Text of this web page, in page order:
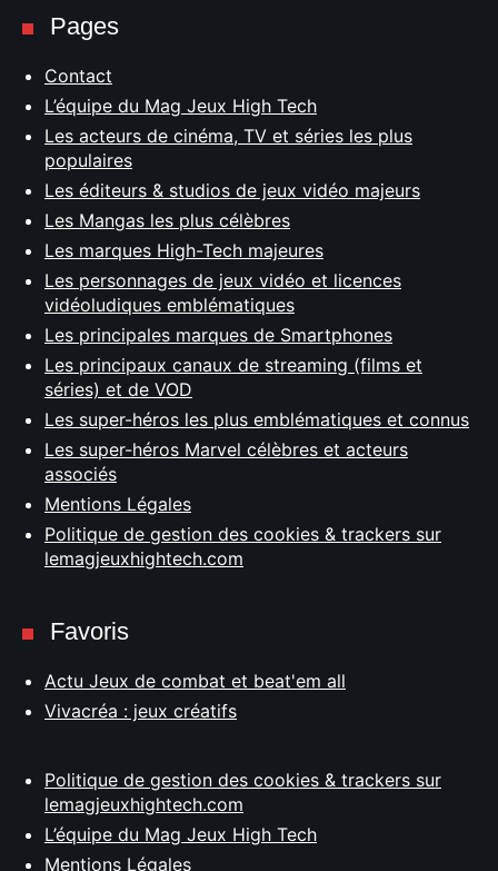
Pages
Contact
L’équipe du Mag Jeux High Tech
Les acteurs de cinéma, TV et séries les plus
populaires
Les éditeurs & studios de jeux vidéo majeurs
Les Mangas les plus célèbres
Les marques High-Tech majeures
Les personnages de jeux vidéo et licences
vidéoludiques emblématiques
Les principales marques de Smartphones
Les principaux canaux de streaming (films et
séries) et de VOD
Les super-héros les plus emblématiques et connus
Les super-héros Marvel célèbres et acteurs
associés
Mentions Légales
Politique de gestion des cookies & trackers sur
lemagjeuxhightech.com
Favoris
Actu Jeux de combat et beat'em all
Vivacréa : jeux créatifs
Politique de gestion des cookies & trackers sur
lemagjeuxhightech.com
L’équipe du Mag Jeux High Tech
Mentions Légales